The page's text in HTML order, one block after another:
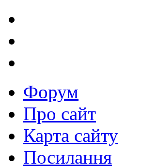
Форум
Про сайт
Карта сайту
Посилання